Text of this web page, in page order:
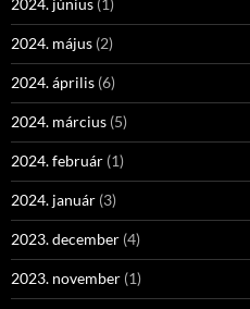
2024. június (1)
2024. május (2)
2024. április (6)
2024. március (5)
2024. február (1)
2024. január (3)
2023. december (4)
2023. november (1)